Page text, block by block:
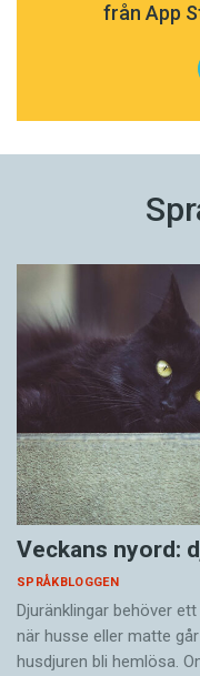
från App
Veckans nyord:
SPRÅKBLOGGEN
Djuränklingar behöver
när husse eller matte
husdjuren bli hemlösa.